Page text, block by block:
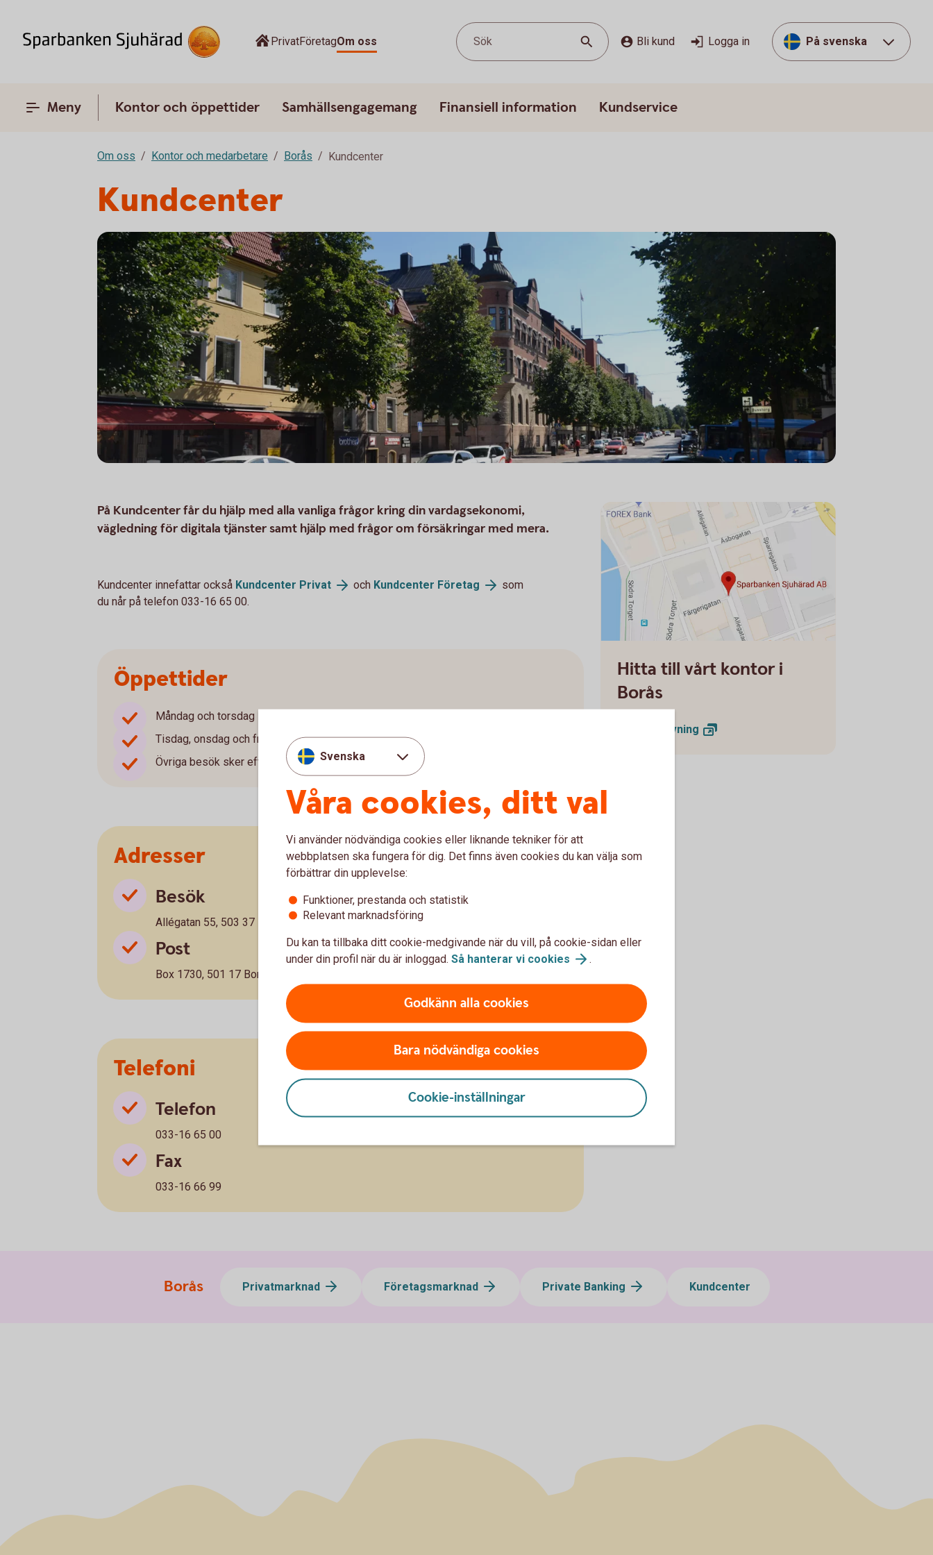
PrivatFöretagOm oss Sök Bli kund Logga in På svenska
Meny Kontor och öppettider Samhällsengagemang Finansiell information Kundservice
Om oss Kontor och medarbetare Borås Kundcenter
Kundcenter
På Kundcenter får du hjälp med alla vanliga frågor kring din vardagsekonomi,
vägledning för digitala tjänster samt hjälp med frågor om försäkringar med mera.
Kundcenter innefattar också Kundcenter Privat och Kundcenter Företag
som
du når på telefon 033-16 65 00.
Öppettider
Måndag och torsdag 10-18
Tisdag, onsdag och fredag 10-15
Övriga besök sker efter tidsbokning
Adresser
Besök
Allégatan 55, 503 37 Borås
Post
Box 1730, 501 17 Borås
Telefoni
Telefon
033-16 65 00
Fax
033-16 66 99
Hitta till vårt kontor i
Borås
Vägbeskrivning
Borås Privatmarknad Företagsmarknad Private Banking Kundcenter
Svenska
Våra cookies, ditt val
Vi använder nödvändiga cookies eller liknande tekniker för att
webbplatsen ska fungera för dig. Det finns även cookies du kan välja som
förbättrar din upplevelse:
Funktioner, prestanda och statistik
Relevant marknadsföring
Du kan ta tillbaka ditt cookie-medgivande när du vill, på cookie-sidan eller
under din profil när du är inloggad. Så hanterar vi cookies .
Godkänn alla cookies
Bara nödvändiga cookies
Cookie-inställningar